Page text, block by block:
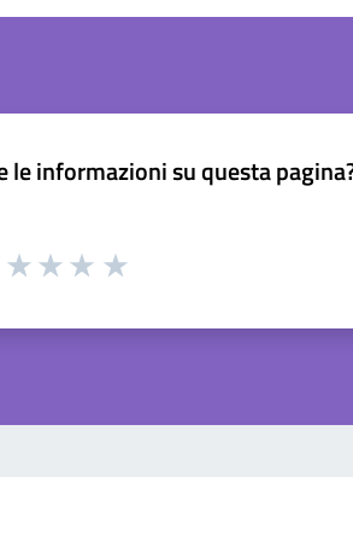
le informazioni su questa